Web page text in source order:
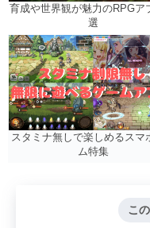
育成や世界観が魅力のRPGア
選
スタミナ無しで楽しめるスマ
ム特集
こ